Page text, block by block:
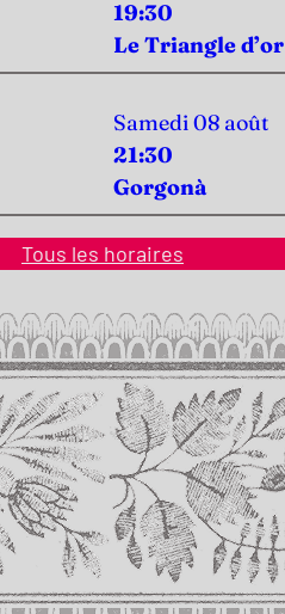
19:30
Le Triangle d’or
Samedi 08 août
21:30
Gorgonà
Tous les horaires